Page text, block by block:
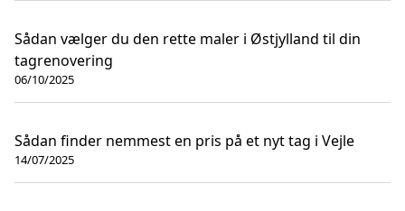
Sådan vælger du den rette maler i Østjylland til din
tagrenovering
06/10/2025
Sådan finder nemmest en pris på et nyt tag i Vejle
14/07/2025